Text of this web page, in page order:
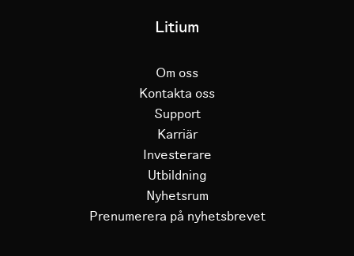
Litium
Om oss
Kontakta oss
Support
Karriär
Investerare
Utbildning
Nyhetsrum
Prenumerera på nyhetsbrevet